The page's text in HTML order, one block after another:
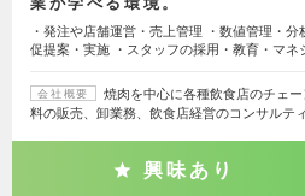
・発注や店舗運営・売上管理 ・数値管理・
促提案・実施 ・スタッフの採用・教育・マネ
会社概要
焼肉を中心に各種飲食店のチェ
料の販売、卸業務、飲食店経営のコンサルテ
興味あり